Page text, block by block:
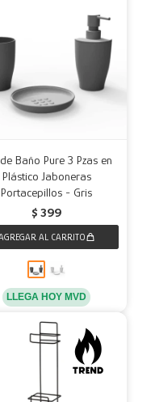
Baño Pure 3 Pzas en
Plástico Jaboneras
Portacepillos - Gris
$ 399
LLEGA HOY MVD